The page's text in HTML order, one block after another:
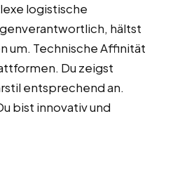
logistische
hältst
um. Technische Affinität
Du zeigst
entsprechend an.
bist innovativ und